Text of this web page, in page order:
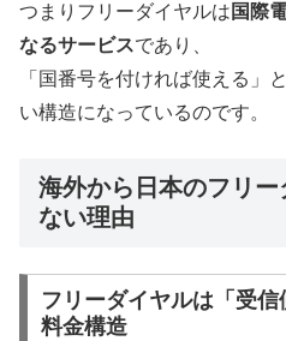
つまりフリーダイヤルは 国際
なるサービスであり、
「国番号を付ければ使える」
い構造になっているのです。
海外から日本のフリ
ない理由
フリーダイヤルは「受
料金構造